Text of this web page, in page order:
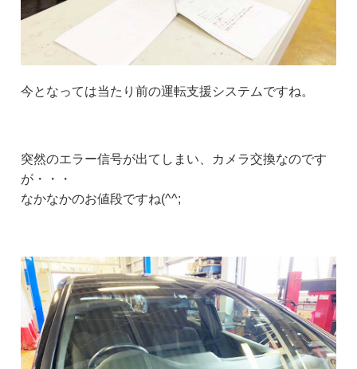
今となっては当たり前の運転支援システムですね。
突然のエラー信号が出てしまい、カメラ交換なのです
が・・・
なかなかのお値段ですね(^^;